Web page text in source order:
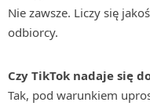
Nie zawsze. Liczy się
odbiorcy.
Czy TikTok nadaje się
Tak, pod warunkiem